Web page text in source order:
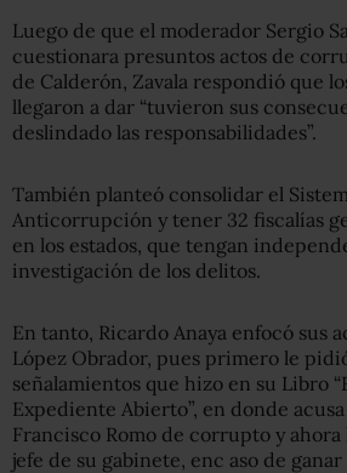
Luego de que el moderador Sergio
cuestionara presuntos actos de
de Calderón, Zavala respondió que
llegaron a dar “tuvieron sus
deslindado las responsabilidades”.
También planteó consolidar el
Anticorrupción y tener 32 fiscalías
en los estados, que tengan
investigación de los delitos.
En tanto, Ricardo Anaya enfocó sus
López Obrador, pues primero le
señalamientos que hizo en su Libro
Expediente Abierto”, en donde
Francisco Romo de corrupto y
jefe de su gabinete, enc aso de